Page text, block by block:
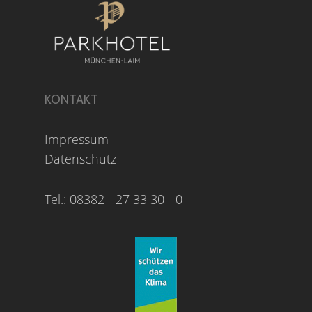
KONTAKT
Impressum
Datenschutz
Tel.: 08382 - 27 33 30 - 0